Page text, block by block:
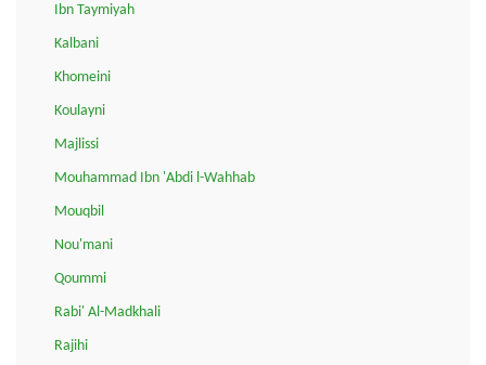
Ibn Taymiyah
Kalbani
Khomeini
Koulayni
Majlissi
Mouhammad Ibn 'Abdi l-Wahhab
Mouqbil
Nou'mani
Qoummi
Rabi' Al-Madkhali
Rajihi